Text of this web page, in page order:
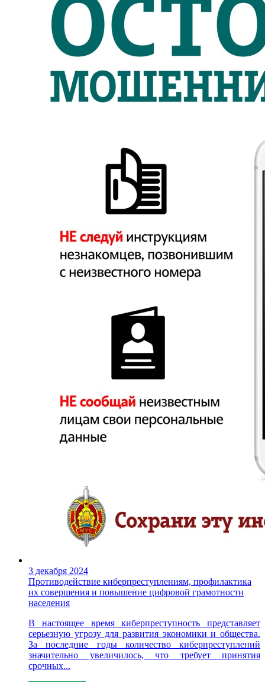
3 декабря 2024
Противодействие киберпреступлениям, профилактика
их совершения и повышение цифровой грамотности
населения
В настоящее время киберпреступность представляет
серьезную угрозу для развития экономики и общества.
За последние годы количество киберпреступлений
значительно увеличилось, что требует принятия
срочных...